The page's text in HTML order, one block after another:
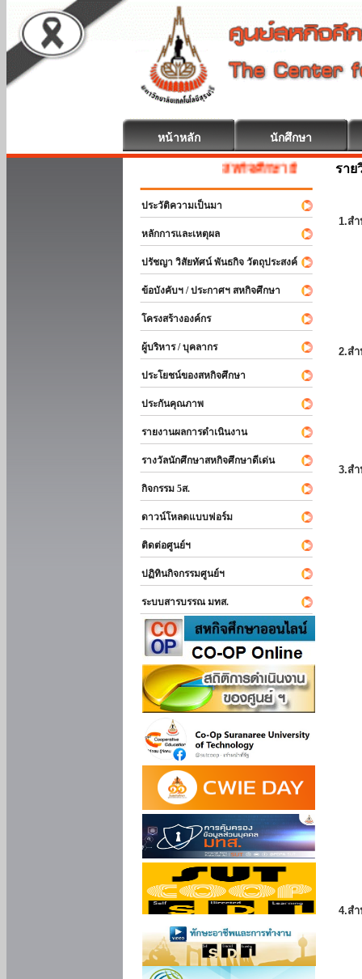
หน้าหลัก นักศึกษา
สหกิจศึกษา ยินดีต้อนรับ
ประวัติความเป็นมา
หลักการและเหตุผล
ปรัชญา วิสัยทัศน์ พันธกิจ วัตถุประสงค์
ข้อบังคับฯ / ประกาศฯ สหกิจศึกษา
โครงสร้างองค์กร
ผู้บริหาร / บุคลากร
ประโยชน์ของสหกิจศึกษา
ประกันคุณภาพ
รายงานผลการดำเนินงาน
รางวัลนักศึกษาสหกิจศึกษาดีเด่น
กิจกรรม 5ส.
ดาวน์โหลดแบบฟอร์ม
ติดต่อศูนย์ฯ
ปฏิทินกิจกรรมศูนย์ฯ
ระบบสารบรรณ มทส.
ราย
1.ส
2.ส
3.ส
4.ส